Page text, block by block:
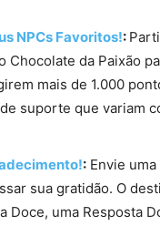
NPCs Favoritos!:
Chocolate da Paixão
mais de 1.000
suporte que variam
: Envie
sua gratidão. O
Doce, uma Resposta